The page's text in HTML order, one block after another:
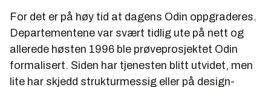
For det er på høy tid at dagens Odin oppgraderes.
Departementene var svært tidlig ute på nett og
allerede høsten 1996 ble prøveprosjektet Odin
formalisert. Siden har tjenesten blitt utvidet, men
lite har skjedd strukturmessig eller på design-